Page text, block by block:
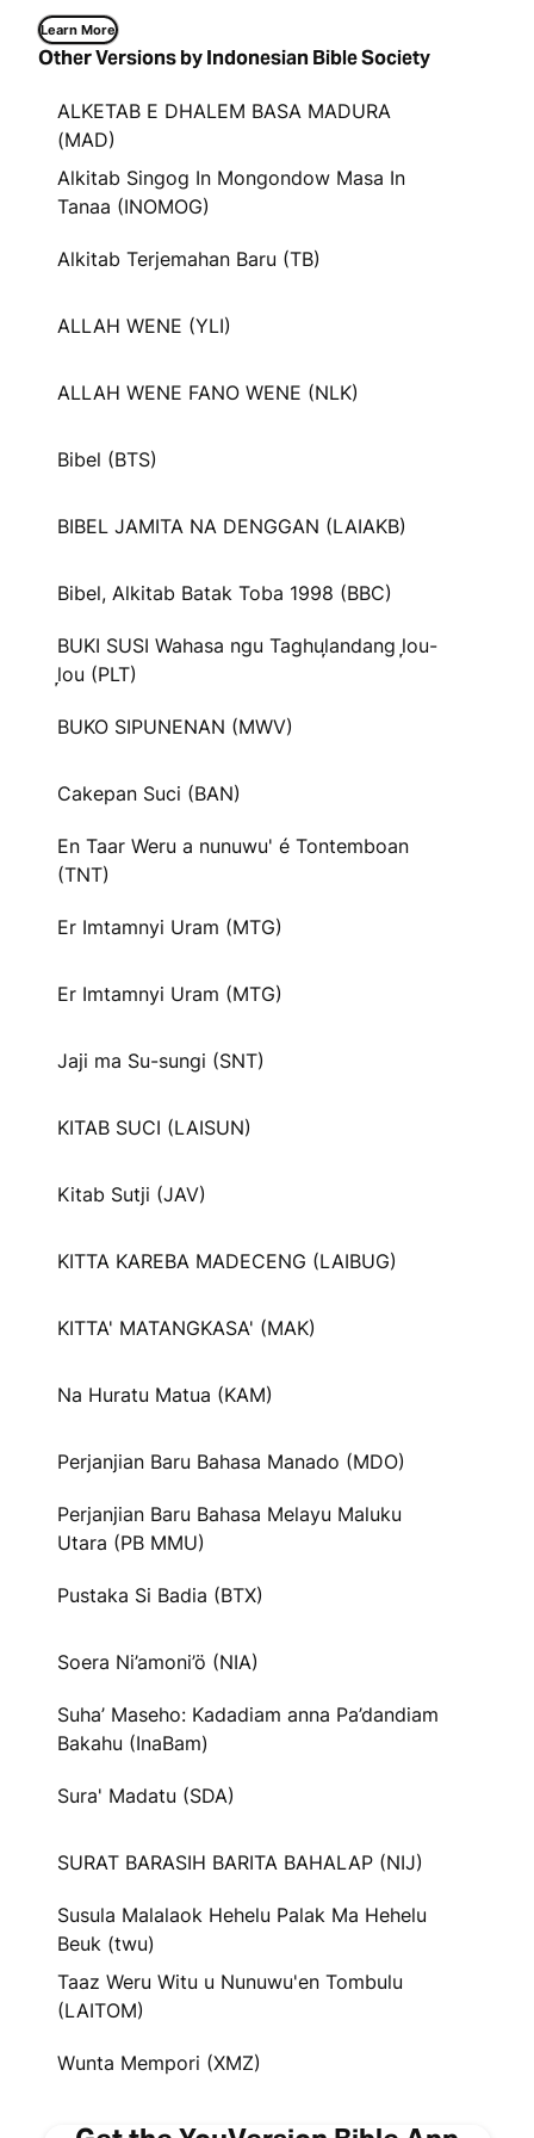
Learn More
Other Versions by Indonesian Bible Society
ALKETAB E DHALEM BASA MADURA
(MAD)
Alkitab Singog In Mongondow Masa In
Tanaa (INOMOG)
Alkitab Terjemahan Baru (TB)
ALLAH WENE (YLI)
ALLAH WENE FANO WENE (NLK)
Bibel (BTS)
BIBEL JAMITA NA DENGGAN (LAIAKB)
Bibel, Alkitab Batak Toba 1998 (BBC)
BUKI SUSI Wahasa ngu Taghul᷊andang l᷊ou-
l᷊ou (PLT)
BUKO SIPUNENAN (MWV)
Cakepan Suci (BAN)
En Taar Weru a nunuwu' é Tontemboan
(TNT)
Er Imtamnyi Uram (MTG)
Er Imtamnyi Uram (MTG)
Jaji ma Su-sungi (SNT)
KITAB SUCI (LAISUN)
Kitab Sutji (JAV)
KITTA KAREBA MADECENG (LAIBUG)
KITTA' MATANGKASA' (MAK)
Na Huratu Matua (KAM)
Perjanjian Baru Bahasa Manado (MDO)
Perjanjian Baru Bahasa Melayu Maluku
Utara (PB MMU)
Pustaka Si Badia (BTX)
Soera Ni’amoni’ö (NIA)
Suha’ Maseho: Kadadiam anna Pa’dandiam
Bakahu (InaBam)
Sura' Madatu (SDA)
SURAT BARASIH BARITA BAHALAP (NIJ)
Susula Malalaok Hehelu Palak Ma Hehelu
Beuk (twu)
Taaz Weru Witu u Nunuwu'en Tombulu
(LAITOM)
Wunta Mempori (XMZ)